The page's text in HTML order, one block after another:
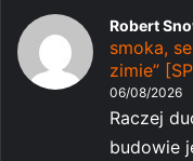
Robert
smoka,
zimie”
06/08/2026
Raczej
budowie